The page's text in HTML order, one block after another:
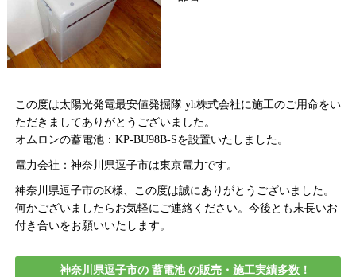
この度は太陽光発電最安値発掘隊 yh株式会社に施工のご用命をい
ただきましてありがとうございました。
オムロンの蓄電池：KP-BU98B-Sを設置いたしました。
電力会社：神奈川県逗子市は東京電力です。
神奈川県逗子市のK様、この度は誠にありがとうございました。
何かございましたらお気軽にご連絡ください。今後とも末長いお
付き合いをお願いいたします。
神奈川県逗子市の 蓄電池 の販売・施工実績多数！